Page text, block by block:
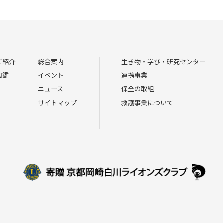
紹介
鑑
総合案内
イベント
ニュース
サイトマップ
生き物・学び・研究センター
連携事業
保全の取組
救護事業について